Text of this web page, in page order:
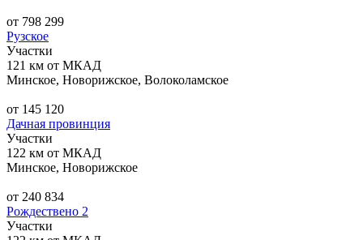
от 798 299
Рузское
Участки
121 км от МКАД
Минское, Новорижское, Волоколамское
от 145 120
Дачная провинция
Участки
122 км от МКАД
Минское, Новорижское
от 240 834
Рождествено 2
Участки